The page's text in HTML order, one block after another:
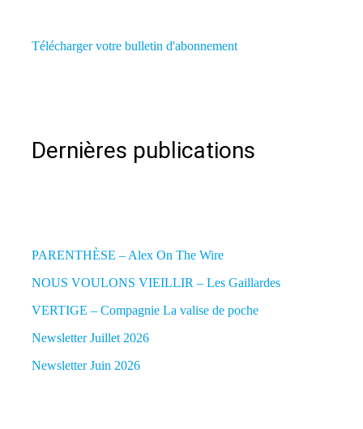
Télécharger votre bulletin d'abonnement
Dernières publications
PARENTHÈSE – Alex On The Wire
NOUS VOULONS VIEILLIR – Les Gaillardes
VERTIGE – Compagnie La valise de poche
Newsletter Juillet 2026
Newsletter Juin 2026